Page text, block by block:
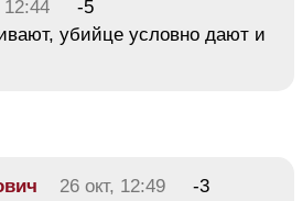
12:44
-5
убийце условно дают и
26 окт, 12:49
-3